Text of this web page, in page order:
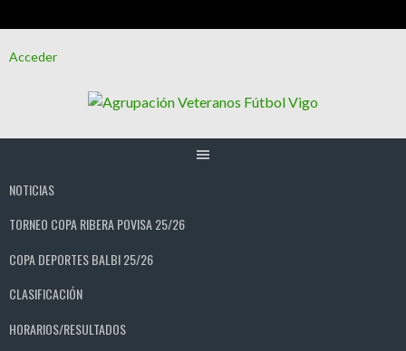
alAcceder
NOTICIAS
TORNEO COPA RIBERA POVISA 25/26
COPA DEPORTES BALBI 25/26
CLASIFICACIÓN
HORARIOS/RESULTADOS